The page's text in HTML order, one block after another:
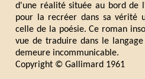
d'une réalité située au bord de
pour la recréer dans sa vérité
celle de la poésie. Ce roman
vue de traduire dans le
demeure incommunicable.
Copyright © Gallimard 1961